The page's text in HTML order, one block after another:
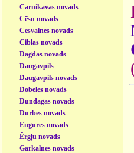
Carnikavas novads
Cēsu novads
Cesvaines novads
Ciblas novads
Dagdas novads
Daugavpils
Daugavpils novads
Dobeles novads
Dundagas novads
Durbes novads
Engures novads
Ērgļu novads
Garkalnes novads